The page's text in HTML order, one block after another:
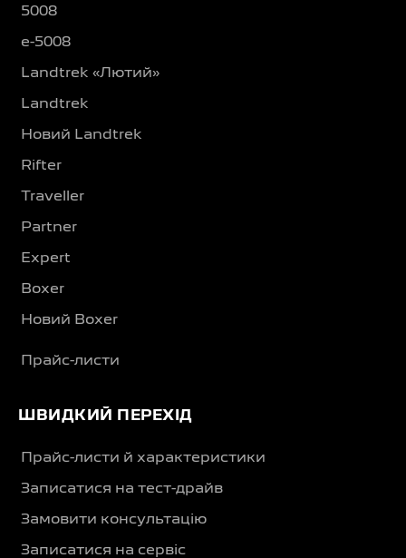
5008
e-5008
Landtrek «Лютий»
Landtrek
Новий Landtrek
Rifter
Traveller
Partner
Expert
Boxer
Новий Boxer
Прайс-листи
ШВИДКИЙ ПЕРЕХІД
Прайс-листи й характеристики
Записатися на тест-драйв
Замовити консультацію
Записатися на сервіс